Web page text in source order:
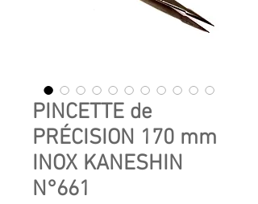
PINCETTE de
PRÉCISION 170 mm
INOX KANESHIN
N°661